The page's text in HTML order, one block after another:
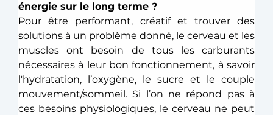
énergie sur le long terme ?
Pour être performant, créatif et trouver des
solutions à un problème donné, le cerveau et les
muscles ont besoin de tous les carburants
nécessaires à leur bon fonctionnement, à savoir
l'hydratation, l’oxygène, le sucre et le couple
mouvement/sommeil. Si l’on ne répond pas à
ces besoins physiologiques, le cerveau ne peut